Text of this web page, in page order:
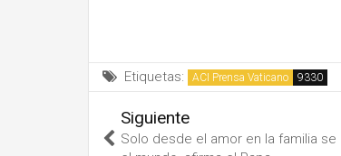
Etiquetas: ACI Prensa Vaticano
Siguiente
Solo desde el amor en la familia